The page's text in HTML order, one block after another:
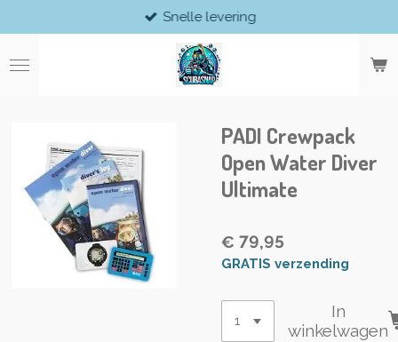
direct
naar
de
Snelle levering
PADI Crewpack
Open Water Diver
Ultimate
€ 79,95
GRATIS verzending
In
winkelwagen